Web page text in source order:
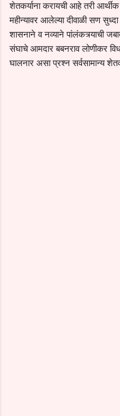
शेतकर्याना करायची आहे तरी
महीन्यावर आलेल्या दीवाळी सण सुध्दा
शासनाने व नव्याने पांलंकत्र्याची
संघाचे आमदार बबनराव लोणीकर
घालनार असा प्रश्न सर्वसामान्य